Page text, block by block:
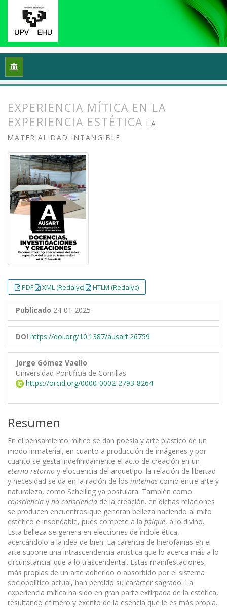
Inicio
EXPERIENCIA MÍTICA EN LA
EXPERIENCIA ESTÉTICA LA
MATERIALIDAD INTANGIBLE
PDF XML (Redalyc) HTLM (Redalyc)
Publicado 24-01-2025
DOI https://doi.org/10.1387/ausart.26759
Jorge Gómez Vaello
Universidad Pontificia de Comillas
https://orcid.org/0000-0002-2793-8264
Resumen
En el pensamiento mítico se dan poesía y arte plástico de un
modo inmaterial, en cuanto a producción de imágenes y por
cuanto se gesta indefinidamente el acto de creación en un
eterno retorno y elocuencia del arquetipo. la relación de libertad
y necesidad se da en la ilación de los mitemas como entre arte y
naturaleza, como Schelling ya postulara. También como
consciencia y no consciencia de la creación. en dichas relaciones
se producen encuentros que generan belleza haciendo al mito
estético e insondable, pues compete a la psiqué, a lo divino.
Esta belleza se genera en elecciones de índole ética,
acercándolo a la idea de bien. La carencia de hierofanías en el
arte supone una intrascendencia artística que lo acerca más a lo
circunstancial que a lo trascendental. Estas manifestaciones,
más propias de un arte adherido o absorbido por el sistema
sociopolítico actual, han perdido su carácter sagrado. La
experiencia mítica ha sido en gran parte extirpada de la estética,
resultando efímero y exento de la esencia que le es más propia.